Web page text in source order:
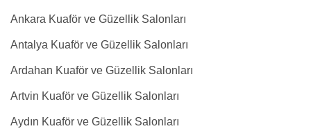
Ankara Kuaför ve Güzellik Salonları
Antalya Kuaför ve Güzellik Salonları
Ardahan Kuaför ve Güzellik Salonları
Artvin Kuaför ve Güzellik Salonları
Aydın Kuaför ve Güzellik Salonları